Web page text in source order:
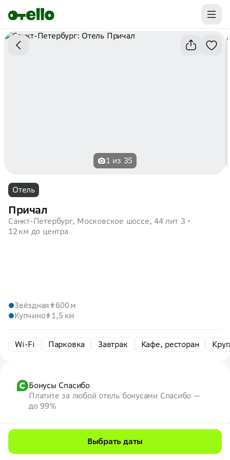
Промокоды на первую бронь уже ваши.
Забирайте выгоду
1 из 35
Отель
Причал
Санкт-Петербург, Московское шоссе, 44 лит З
12 км до центра
Звёздная
600 м
Купчино
1,5 км
Wi-Fi Парковка Завтрак Кафе, ресторан
Бонусы Спасибо
Платите за любой отель бонусами Спасибо —
до 99%
Скидка до 7% на первую бронь
по промокоду 7WEB
Выбрать даты